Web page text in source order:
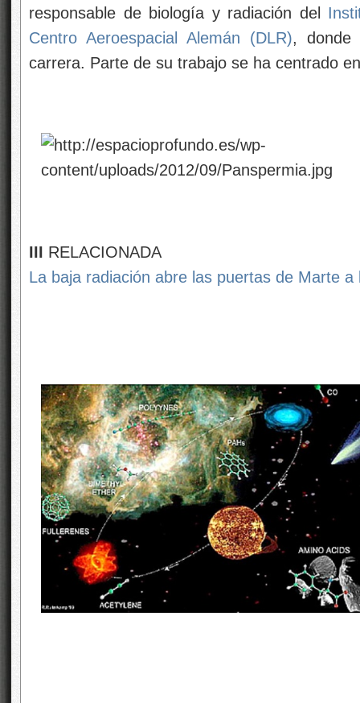
responsable de biología y radiación del
Centro Aeroespacial Alemán (DLR), donde
carrera. Parte de su trabajo se ha centrado
III RELACIONADA
La baja radiación abre las puertas de Marte a